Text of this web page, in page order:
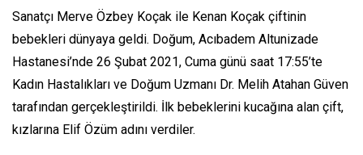
Sanatçı Merve Özbey Koçak ile Kenan Koçak çiftinin
bebekleri dünyaya geldi. Doğum, Acıbadem Altunizade
Hastanesi’nde 26 Şubat 2021, Cuma günü saat 17:55’te
Kadın Hastalıkları ve Doğum Uzmanı Dr. Melih Atahan Güven
tarafından gerçekleştirildi. İlk bebeklerini kucağına alan çift,
kızlarına Elif Özüm adını verdiler.